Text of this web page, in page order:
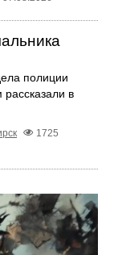
полиции
в
1725